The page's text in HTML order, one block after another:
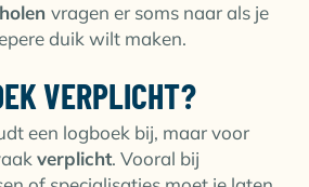
vragen er soms naar als je
duik wilt maken.
VERPLICHT?
een logboek bij, maar voor
verplicht. Vooral bij